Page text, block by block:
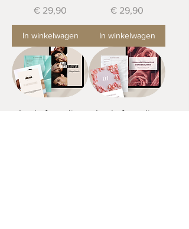
Prijs
€ 29,90
In winkelwagen
Prijs
€ 29,90
In winkelwagen
Intakeformulier
Intakeformulier